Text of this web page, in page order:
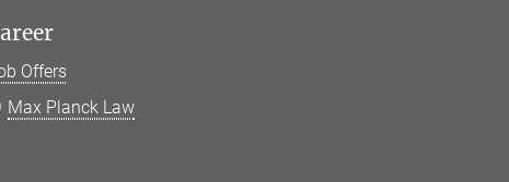
Offers
Max Planck Law